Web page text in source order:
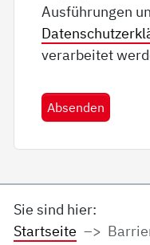
Ausführungen
verarbeitet
Absenden
Sie sind hier:
Startseite